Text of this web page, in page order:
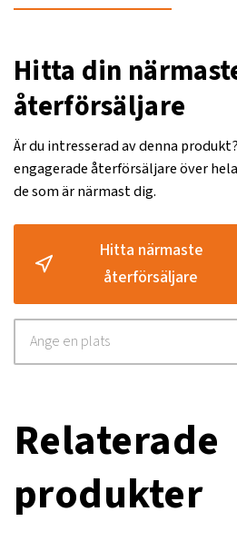
Hitta din
återförsäljare
Är du intresserad av denna
engagerade återförsäljare över
de som är närmast dig.
Hitta närmaste
återförsäljare
Relaterade
produkter